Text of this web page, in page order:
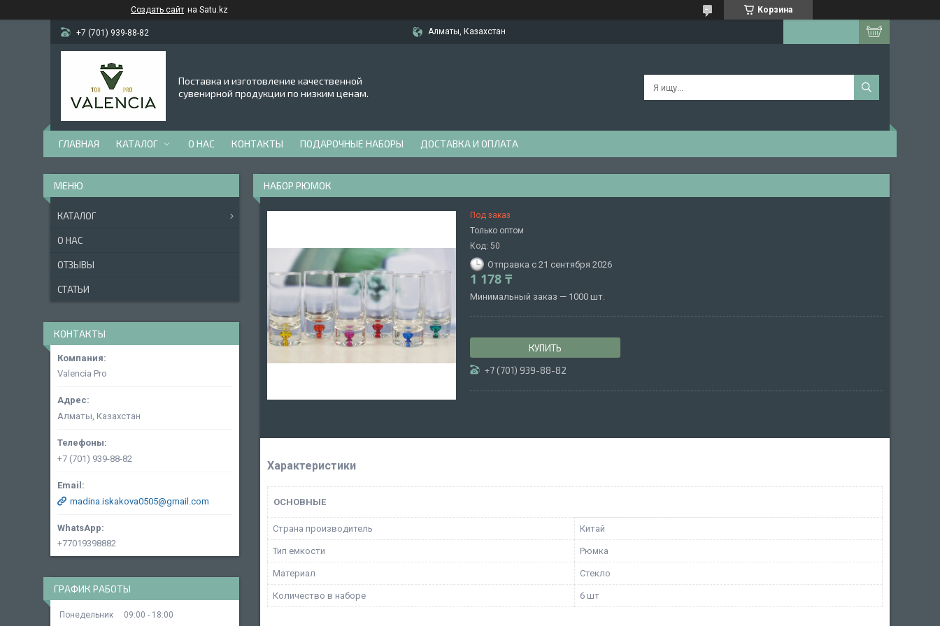
Создать сайт на Satu.kz Корзина
+7 (701) 939-88-82 Алматы, Казахстан
Поставка и изготовление качественной
сувенирной продукции по низким ценам.
ГЛАВНАЯ КАТАЛОГ О НАС КОНТАКТЫ ПОДАРОЧНЫЕ НАБОРЫ ДОСТАВКА И ОПЛАТА
НАБОР РЮМОК
Под заказ
Только оптом
Код: 50
Отправка с 21 сентября 2026
1 178 ₸
Минимальный заказ — 1000 шт.
КУПИТЬ
+7 (701) 939-88-82
Характеристики
ОСНОВНЫЕ
Страна производитель Китай
Тип емкости Рюмка
Материал Стекло
Количество в наборе 6 шт
КАТАЛОГ
О НАС
ОТЗЫВЫ
СТАТЬИ
КОНТАКТЫ
Valencia Pro
Алматы, Казахстан
+7 (701) 939-88-82
madina.iskakova0505@gmail.com
+77019398882
ГРАФИК РАБОТЫ
Понедельник 09:00
18:00